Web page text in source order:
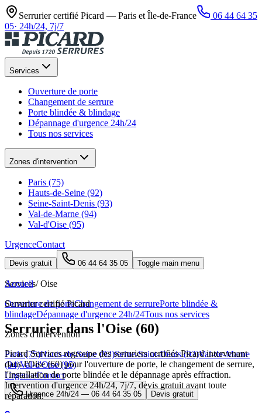
Serrurier certifié Picard — Paris et Île-de-France
06 44 64 35
05· 24h/24, 7j/7
Services
Ouverture de porte
Changement de serrure
Porte blindée & blindage
Dépannage d'urgence 24h/24
Tous nos services
Zones d'intervention
Paris (75)
Hauts-de-Seine (92)
Seine-Saint-Denis (93)
Val-de-Marne (94)
Val-d'Oise (95)
UrgenceContact
Devis gratuit 06 44 64 35 05 Toggle main menu
Services
Ouverture de porteChangement de serrurePorte blindée &
blindageDépannage d'urgence 24h/24Tous nos services
Zones d'intervention
Paris (75)Hauts-de-Seine (92)Seine-Saint-Denis (93)Val-de-Marne
(94)Val-d'Oise (95)
UrgenceContact
Urgence 24h/24 — 06 44 64 35 05 Devis gratuit
Accueil / Oise
Serrurier certifié Picard
Serrurier dans l'Oise (60)
Picard Services regroupe des serruriers certifiés Picard intervenant
dans l'Oise (60) pour l'ouverture de porte, le changement de serrure,
l'installation de porte blindée et le dépannage après effraction.
Intervention d'urgence 24h/24, 7j/7, devis gratuit avant toute
réparation.